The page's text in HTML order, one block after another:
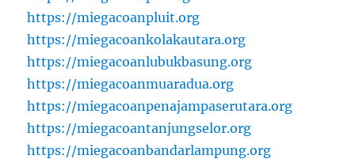
https://miegacoanpluit.org
https://miegacoankolakautara.org
https://miegacoanlubukbasung.org
https://miegacoanmuaradua.org
https://miegacoanpenajampaserutara.org
https://miegacoantanjungselor.org
https://miegacoanbandarlampung.org